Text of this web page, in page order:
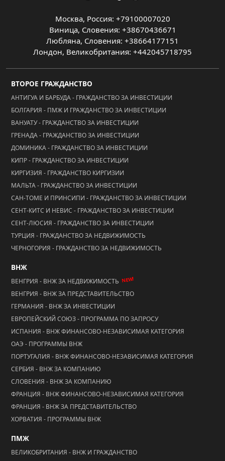
Москва, Россия: +79100007020
Виница, Словения: +38670436671
Любляна, Словения: +38664177151
Лондон, Великобритания: +442045718795
ВТОРОЕ ГРАЖДАНСТВО
АНТИГУА И БАРБУДА - ГРАЖДАНСТВО ЗА ИНВЕСТИЦИИ
БОЛГАРИЯ - ПМЖ И ГРАЖДАНСТВО ЗА ИНВЕСТИЦИИ
ВАНУАТУ - ГРАЖДАНСТВО ЗА ИНВЕСТИЦИИ
ГРЕНАДА - ГРАЖДАНСТВО ЗА ИНВЕСТИЦИИ
ДОМИНИКА - ГРАЖДАНСТВО ЗА ИНВЕСТИЦИИ
КИПР - ГРАЖДАНСТВО ЗА ИНВЕСТИЦИИ
КИРГИЗИЯ - ГРАЖДАНСТВО КИРГИЗИИ
МАЛЬТА - ГРАЖДАНСТВО ЗА ИНВЕСТИЦИИ
САН-ТОМЕ И ПРИНСИПИ - ГРАЖДАНСТВО ЗА ИНВЕСТИЦИИ
СЕНТ-КИТС И НЕВИС - ГРАЖДАНСТВО ЗА ИНВЕСТИЦИИ
СЕНТ-ЛЮСИЯ - ГРАЖДАНСТВО ЗА ИНВЕСТИЦИИ
ТУРЦИЯ - ГРАЖДАНСТВО ЗА НЕДВИЖИМОСТЬ
ЧЕРНОГОРИЯ - ГРАЖДАНСТВО ЗА НЕДВИЖИМОСТЬ
ВНЖ
ВЕНГРИЯ - ВНЖ ЗА НЕДВИЖИМОСТЬ NEW!
ВЕНГРИЯ - ВНЖ ЗА ПРЕДСТАВИТЕЛЬСТВО
ГЕРМАНИЯ - ВНЖ ЗА ИНВЕСТИЦИИ
ЕВРОПЕЙСКИЙ СОЮЗ - ПРОГРАММА ПО ЗАПРОСУ
ИСПАНИЯ - ВНЖ ФИНАНСОВО-НЕЗАВИСИМАЯ КАТЕГОРИЯ
ОАЭ - ПРОГРАММЫ ВНЖ
ПОРТУГАЛИЯ - ВНЖ ФИНАНСОВО-НЕЗАВИСИМАЯ КАТЕГОРИЯ
СЕРБИЯ - ВНЖ ЗА КОМПАНИЮ
СЛОВЕНИЯ - ВНЖ ЗА КОМПАНИЮ
ФРАНЦИЯ - ВНЖ ФИНАНСОВО-НЕЗАВИСИМАЯ КАТЕГОРИЯ
ФРАНЦИЯ - ВНЖ ЗА ПРЕДСТАВИТЕЛЬСТВО
ХОРВАТИЯ - ПРОГРАММЫ ВНЖ
ПМЖ
ВЕЛИКОБРИТАНИЯ - ВНЖ И ГРАЖДАНСТВО